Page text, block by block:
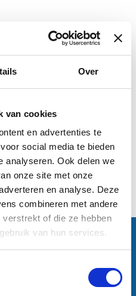
Over
van cookies
en advertenties te
social media te bieden
analyseren. Ook delen we
onze site met onze
en analyse. Deze
combineren met andere
of die ze hebben
van hun services.
1